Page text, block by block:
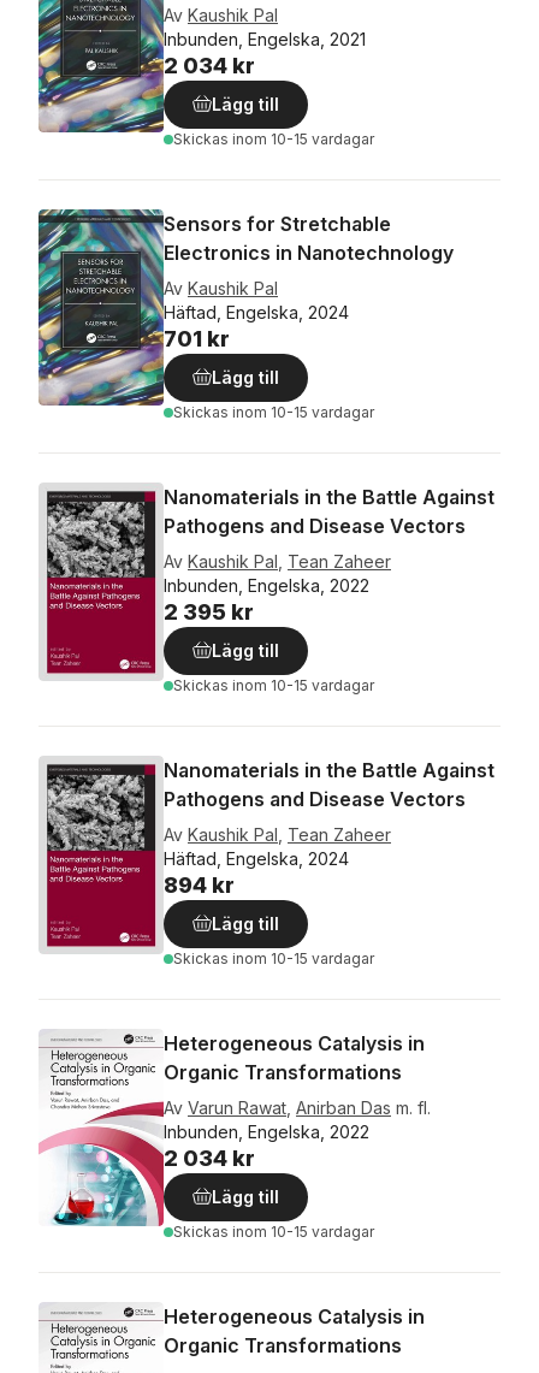
Av Kaushik Pal
Inbunden, Engelska, 2021
2 034 kr
Lägg till
Skickas inom 10-15 vardagar
Sensors for Stretchable
Electronics in Nanotechnology
Av Kaushik Pal
Häftad, Engelska, 2024
701 kr
Lägg till
Skickas inom 10-15 vardagar
Nanomaterials in the Battle Against
Pathogens and Disease Vectors
Av Kaushik Pal Tean Zaheer
Inbunden, Engelska, 2022
2 395 kr
Lägg till
Skickas inom 10-15 vardagar
Nanomaterials in the Battle Against
Pathogens and Disease Vectors
Av Kaushik Pal Tean Zaheer
Häftad, Engelska, 2024
894 kr
Lägg till
Skickas inom 10-15 vardagar
Heterogeneous Catalysis in
Organic Transformations
Av Varun Rawat Anirban Das m. fl.
Inbunden, Engelska, 2022
2 034 kr
Lägg till
Skickas inom 10-15 vardagar
Heterogeneous Catalysis in
Organic Transformations